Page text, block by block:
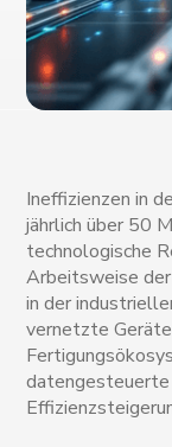
Ineffizienzen in
jährlich über 50
technologische
Arbeitsweise
in der
vernetzte